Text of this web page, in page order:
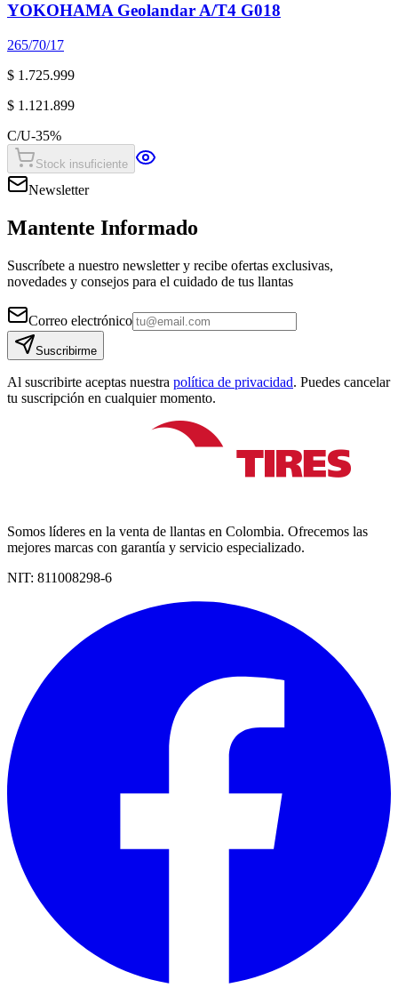
YOKOHAMA Geolandar A/T4 G018
265/70/17
$ 1.725.999
$ 1.121.899
C/U-35%
Stock insuficiente
Newsletter
Mantente Informado
Suscríbete a nuestro newsletter y recibe ofertas exclusivas,
novedades y consejos para el cuidado de tus llantas
Correo electrónico
Suscribirme
Al suscribirte aceptas nuestra política de privacidad. Puedes cancelar
tu suscripción en cualquier momento.
Somos líderes en la venta de llantas en Colombia. Ofrecemos las
mejores marcas con garantía y servicio especializado.
NIT: 811008298-6